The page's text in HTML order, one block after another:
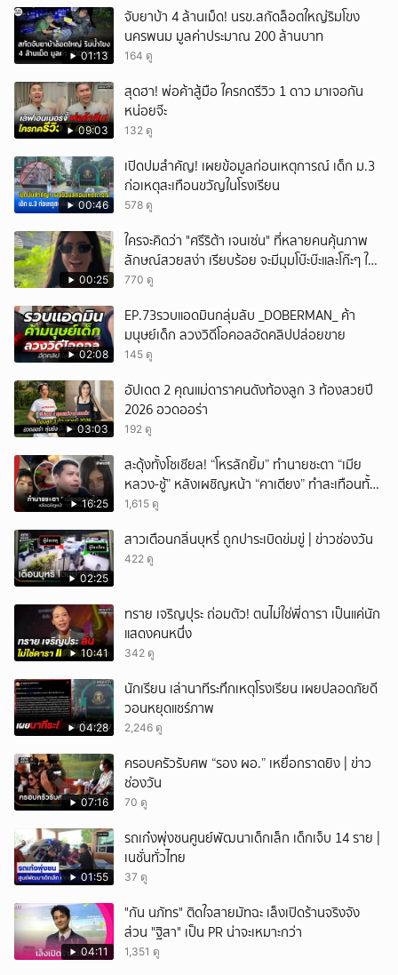
01:13
จับยาบ้า 4 ล้านเม็ด! นรข.สกัดล็อตใหญ่ริมโขง
นครพนม มูลค่าประมาณ 200 ล้านบาท
164 ดู
09:03
สุดฮา! พ่อค้าสู้มือ ใครกดรีวิว 1 ดาว มาเจอกัน
หน่อยจ๊ะ
132 ดู
00:46
เปิดปมสำคัญ! เผยข้อมูลก่อนเหตุการณ์ เด็ก ม.3
ก่อเหตุสะเทือนขวัญในโรงเรียน
578 ดู
00:25
ใครจะคิดว่า "ศรีริต้า เจนเซ่น" ที่หลายคนคุ้นภาพ
ลักษณ์สวยสง่า เรียบร้อย จะมีมุมโบ๊ะบ๊ะและโก๊ะๆ ให้
ได้อมยิ้มเหมือนกัน งานนี้ทำเอาแฟนๆ ทั้งเอ็นดูทั้ง
770 ดู
02:08
EP.73รวบแอดมินกลุ่มลับ _DOBERMAN_ ค้า
มนุษย์เด็ก ลวงวิดีโอคอลอัดคลิปปล่อยขาย
145 ดู
03:03
อัปเดต 2 คุณแม่ดาราคนดังท้องลูก 3 ท้องสวยปี
2026 อวดออร่า
192 ดู
16:25
สะดุ้งทั้งโซเชียล! “โหรลักยิ้ม” ทำนายชะตา “เมีย
หลวง-ชู้” หลังเผชิญหน้า “คาเตียง” ทำสะเทือนทั้ง
ประเทศ
1,615 ดู
02:25
สาวเตือนกลิ่นบุหรี่ ถูกปาระเบิดข่มขู่ | ข่าวช่องวัน
422 ดู
10:41
ทราย เจริญปุระ ถ่อมตัว! ตนไม่ใช่พี่ดารา เป็นแค่นัก
แสดงคนหนึ่ง
342 ดู
04:28
นักเรียน เล่านาทีระทึกเหตุโรงเรียน เผยปลอดภัยดี
วอนหยุดแชร์ภาพ
2,246 ดู
07:16
ครอบครัวรับศพ “รอง ผอ.” เหยื่อกราดยิง | ข่าว
ช่องวัน
70 ดู
01:55
รถเก๋งพุ่งชนศูนย์พัฒนาเด็กเล็ก เด็กเจ็บ 14 ราย |
เนชั่นทั่วไทย
37 ดู
04:11
"กัน นภัทร" ติดใจสายมัทฉะ เล็งเปิดร้านจริงจัง
ส่วน "ฐิสา" เป็น PR น่าจะเหมาะกว่า
1,351 ดู